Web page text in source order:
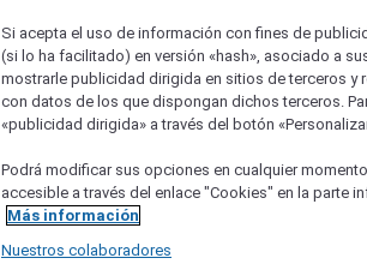
Si acepta el uso de información con fines de
(si lo ha facilitado) en versión «hash», asociado a
mostrarle publicidad dirigida en sitios de terceros
con datos de los que dispongan dichos terceros.
«publicidad dirigida» a través del botón
Podrá modificar sus opciones en cualquier
accesible a través del enlace "Cookies" en la parte
Más información
Nuestros colaboradores